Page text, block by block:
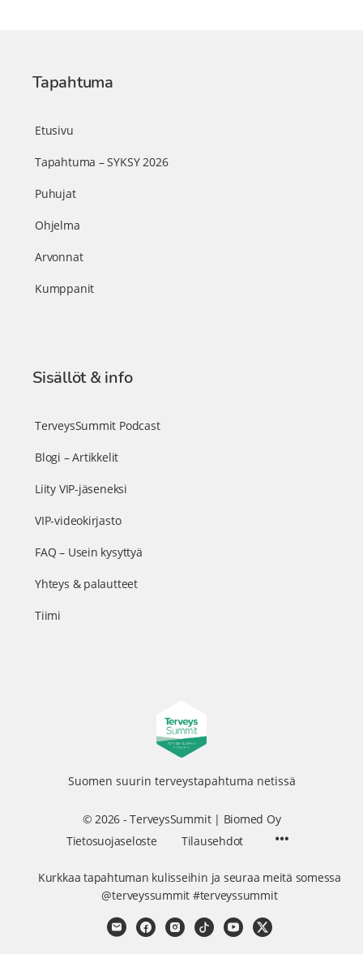
Tapahtuma
Etusivu
Tapahtuma – SYKSY 2026
Puhujat
Ohjelma
Arvonnat
Kumppanit
Sisällöt & info
TerveysSummit Podcast
Blogi – Artikkelit
Liity VIP-jäseneksi
VIP-videokirjasto
FAQ – Usein kysyttyä
Yhteys & palautteet
Tiimi
Suomen suurin terveystapahtuma netissä
© 2026 - TerveysSummit | Biomed Oy
Tietosuojaseloste
Tilausehdot
Kurkkaa tapahtuman kulisseihin ja seuraa meitä somessa
@terveyssummit #terveyssummit